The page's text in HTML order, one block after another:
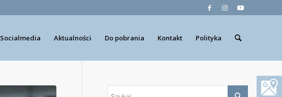
Socialmedia Aktualności Do pobrania Kontakt Polityka